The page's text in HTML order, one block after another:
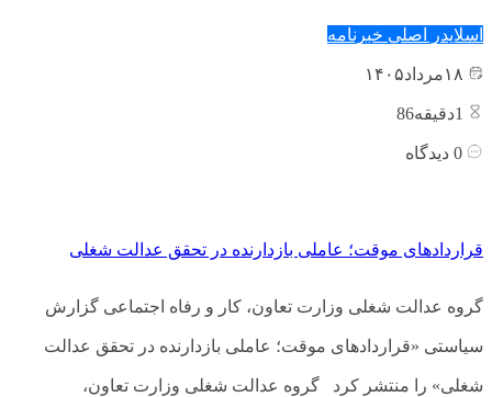
اسلایدر اصلی خبرنامه
مرداد۱۴۰۵
دقیقه86
دیدگاه
قراردادهای موقت؛ عاملی بازدارنده در تحقق عدالت شغلی
گروه عدالت شغلی وزارت تعاون، کار و رفاه اجتماعی گزارش
سیاستی «قراردادهای موقت؛ عاملی بازدارنده در تحقق عدالت
شغلی» را منتشر کرد گروه عدالت شغلی وزارت تعاون،